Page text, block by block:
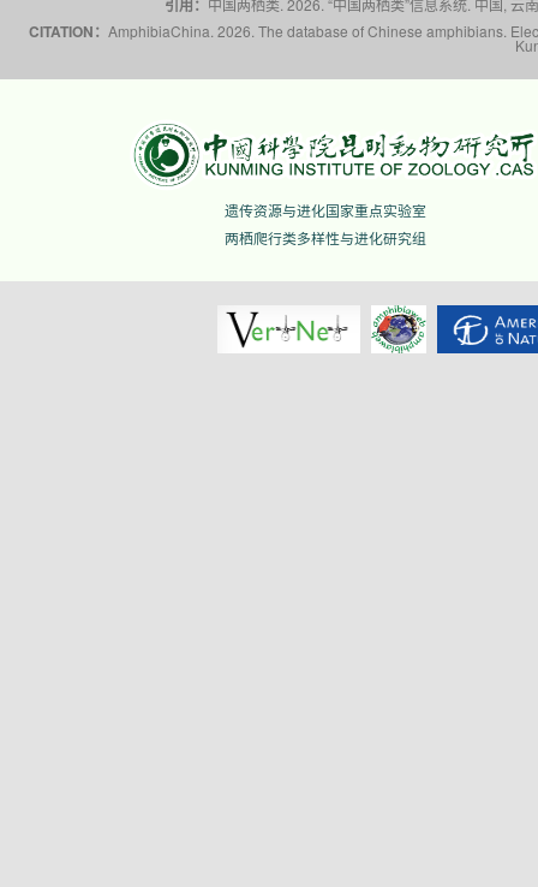
引用：
CITATION： AmphibiaChina. 2026. The database of Chinese amphibians.
遗传资源与进化国家重点实验室
两栖爬行类多样性与进化研究组